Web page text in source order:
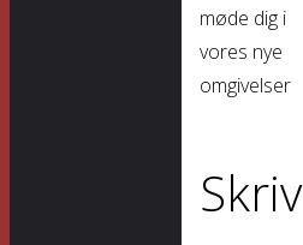
møde dig i
vores nye
omgivelser
Skriv